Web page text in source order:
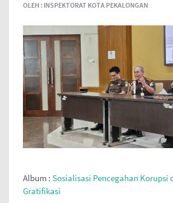
OLEH : INSPEKTORAT KOTA PEKALONGAN
Album : Sosialisasi Pencegahan Korupsi
Gratifikasi